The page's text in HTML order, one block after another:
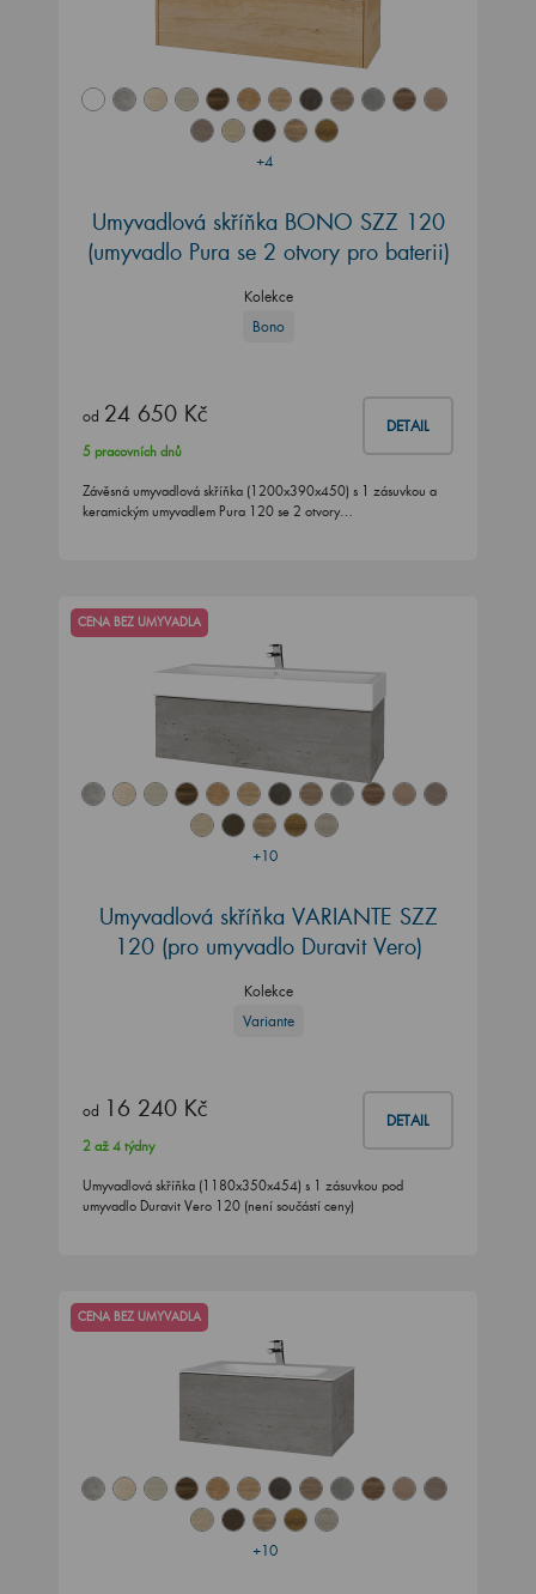
+4
Umyvadlová skříňka BONO SZZ 120
(umyvadlo Pura se 2 otvory pro baterii)
Kolekce
Bono
od 24 650 Kč DETAIL
5 pracovních dnů
Závěsná umyvadlová skříňka (1200x390x450) s 1 zásuvkou a
keramickým umyvadlem Pura 120 se 2 otvory…
+10
CENA BEZ UMYVADLA
Umyvadlová skříňka VARIANTE SZZ
120 (pro umyvadlo Duravit Vero)
Kolekce
Variante
od 16 240 Kč DETAIL
2 až 4 týdny
Umyvadlová skříňka (1180x350x454) s 1 zásuvkou pod
umyvadlo Duravit Vero 120 (není součástí ceny)
+10
CENA BEZ UMYVADLA